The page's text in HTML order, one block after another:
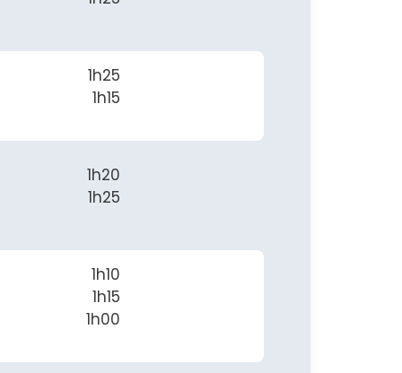
1h25
1h15
1h20
1h25
1h10
1h15
1h00